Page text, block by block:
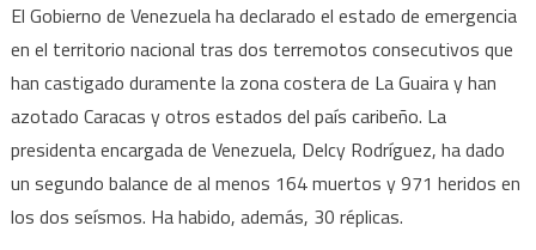
sismos
sacuden
Venezuela
y
dejan
un
El Gobierno de Venezuela ha declarado el estado de emergencia
en el territorio nacional tras dos terremotos consecutivos que
han castigado duramente la zona costera de La Guaira y han
azotado Caracas y otros estados del país caribeño. La
presidenta encargada de Venezuela, Delcy Rodríguez, ha dado
un segundo balance de al menos 164 muertos y 971 heridos en
los dos seísmos. Ha habido, además, 30 réplicas.